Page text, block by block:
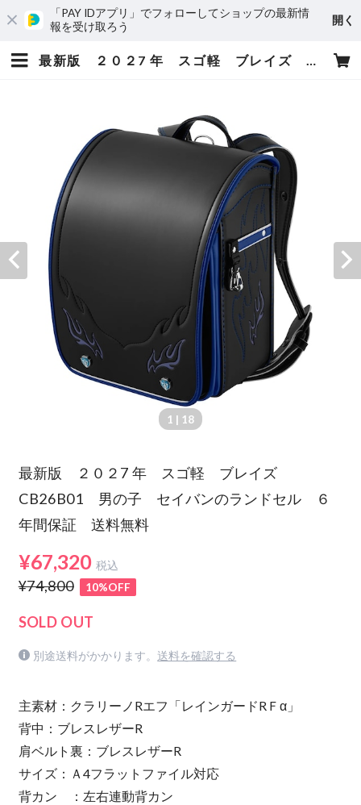
「PAY IDアプリ」でフォローしてショップの最新情
報を受け取ろう
開く
最新版 ２０２7 年 スゴ軽 ブレイズ CB26B01 男の子 セイバンのランドセル ６年間保証 送料無料 | 小松屋
1 | 18
最新版 ２０２7 年 スゴ軽 ブレイズ
CB26B01 男の子 セイバンのランドセル ６
年間保証 送料無料
¥67,320 税込
¥74,800 10%OFF
SOLD OUT
別途送料がかかります。 送料を確認する
主素材：クラリーノRエフ「レインガードRＦα」
背中：ブレスレザーR
肩ベルト裏：ブレスレザーR
サイズ：Ａ4フラットファイル対応
背カン ：左右連動背カン